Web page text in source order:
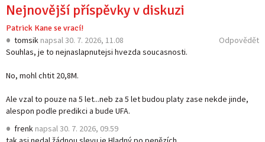
Nejnovější příspěvky v diskuzi
Patrick Kane se vrací!
tomsik napsal30. 7. 2026, 11.08
Souhlas, je to nejnaslapnutejsi hvezda soucasnosti.
No, mohl chtit 20,8M.
Ale vzal to pouze na 5 let...neb za 5 let budou platy zase nekde jinde,
alespon podle predikci a bude UFA.
Odpovědět
frenk napsal30. 7. 2026, 09.59